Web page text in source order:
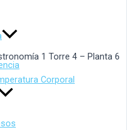
Corporal
1 Torre 4 – Planta 6